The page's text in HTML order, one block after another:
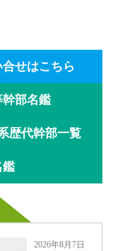
せはこちら
部名鑑
歴代幹部一覧
鑑
2026年8月7日